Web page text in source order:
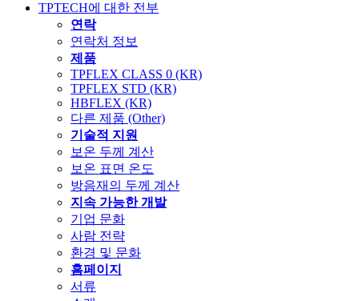
TPTECH에 대한 전부
연락
연락처 정보
제품
TPFLEX CLASS 0 (KR)
TPFLEX STD (KR)
HBFLEX (KR)
다른 제품 (Other)
기술적 지원
보온 두께 계산
보온 표면 온도
방음재의 두께 계산
지속 가능한 개발
기업 문화
사람 전략
환경 및 문화
홈페이지
서류